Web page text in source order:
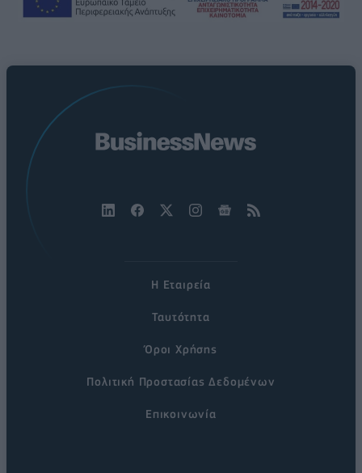
Η Εταιρεία
Ταυτότητα
Όροι Χρήσης
Πολιτική Προστασίας Δεδομένων
Επικοινωνία